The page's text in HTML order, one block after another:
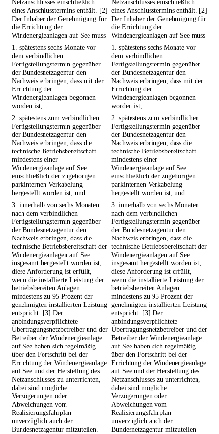
Netzanschlusses einschließlich
eines Anschlusstermins enthält. [2]
Der Inhaber der Genehmigung für
die Errichtung der
Windenergieanlagen auf See muss
Netzanschlusses einschließlich
eines Anschlusstermins enthält. [2]
Der Inhaber der Genehmigung für
die Errichtung der
Windenergieanlagen auf See muss
1. spätestens sechs Monate vor
dem verbindlichen
Fertigstellungstermin gegenüber
der Bundesnetzagentur den
Nachweis erbringen, dass mit der
Errichtung der
Windenergieanlagen begonnen
worden ist,
1. spätestens sechs Monate vor
dem verbindlichen
Fertigstellungstermin gegenüber
der Bundesnetzagentur den
Nachweis erbringen, dass mit der
Errichtung der
Windenergieanlagen begonnen
worden ist,
2. spätestens zum verbindlichen
Fertigstellungstermin gegenüber
der Bundesnetzagentur den
Nachweis erbringen, dass die
technische Betriebsbereitschaft
mindestens einer
Windenergieanlage auf See
einschließlich der zugehörigen
parkinternen Verkabelung
hergestellt worden ist, und
2. spätestens zum verbindlichen
Fertigstellungstermin gegenüber
der Bundesnetzagentur den
Nachweis erbringen, dass die
technische Betriebsbereitschaft
mindestens einer
Windenergieanlage auf See
einschließlich der zugehörigen
parkinternen Verkabelung
hergestellt worden ist, und
3. innerhalb von sechs Monaten
nach dem verbindlichen
Fertigstellungstermin gegenüber
der Bundesnetzagentur den
Nachweis erbringen, dass die
technische Betriebsbereitschaft der
Windenergieanlagen auf See
insgesamt hergestellt worden ist;
diese Anforderung ist erfüllt,
wenn die installierte Leistung der
betriebsbereiten Anlagen
mindestens zu 95 Prozent der
genehmigten installierten Leistung
entspricht. [3] Der
anbindungsverpflichtete
Übertragungsnetzbetreiber und der
Betreiber der Windenergieanlage
auf See haben sich regelmäßig
über den Fortschritt bei der
Errichtung der Windenergieanlage
auf See und der Herstellung des
Netzanschlusses zu unterrichten,
dabei sind mögliche
Verzögerungen oder
Abweichungen vom
Realisierungsfahrplan
unverzüglich auch der
Bundesnetzagentur mitzuteilen.
3. innerhalb von sechs Monaten
nach dem verbindlichen
Fertigstellungstermin gegenüber
der Bundesnetzagentur den
Nachweis erbringen, dass die
technische Betriebsbereitschaft der
Windenergieanlagen auf See
insgesamt hergestellt worden ist;
diese Anforderung ist erfüllt,
wenn die installierte Leistung der
betriebsbereiten Anlagen
mindestens zu 95 Prozent der
genehmigten installierten Leistung
entspricht. [3] Der
anbindungsverpflichtete
Übertragungsnetzbetreiber und der
Betreiber der Windenergieanlage
auf See haben sich regelmäßig
über den Fortschritt bei der
Errichtung der Windenergieanlage
auf See und der Herstellung des
Netzanschlusses zu unterrichten,
dabei sind mögliche
Verzögerungen oder
Abweichungen vom
Realisierungsfahrplan
unverzüglich auch der
Bundesnetzagentur mitzuteilen.